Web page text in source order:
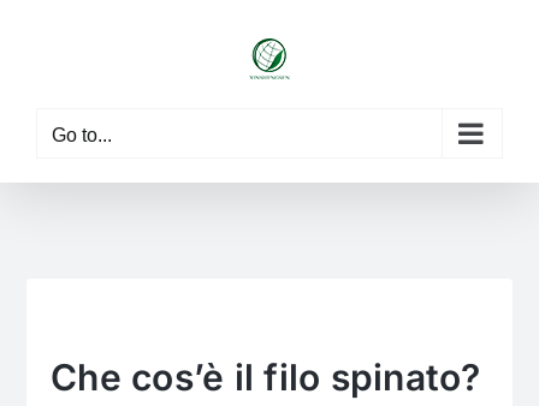
Go to...
Che cos’è il filo spinato?